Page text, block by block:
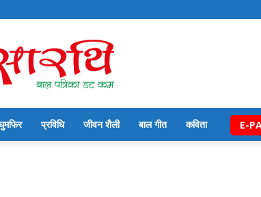
प्रविधि जीवन शैली बाल गीत कविता E-